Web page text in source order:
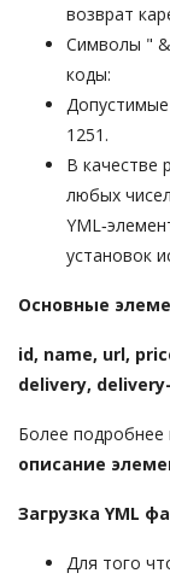
возврат
Символы " &
коды:
1251.
В качестве
любых
установок
Основные
id, name, url,
delivery,
Более подробнее
описание
Загрузка YML
Для того